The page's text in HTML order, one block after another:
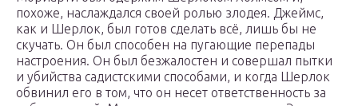
похоже, наслаждался своей ролью злодея. Джеймс,
как и Шерлок, был готов сделать всё, лишь бы не
скучать. Он был способен на пугающие перепады
настроения. Он был безжалостен и совершал пытки
и убийства садистскими способами, и когда Шерлок
обвинил его в том, что он несет ответственность за